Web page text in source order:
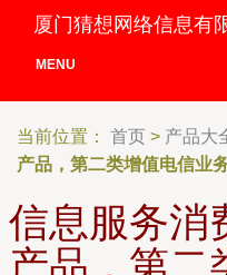
厦门猜想网络信息有
MENU
当前位置： 首页 > 产品大
产品，第二类增值电信业
信息服务消
产品，第二